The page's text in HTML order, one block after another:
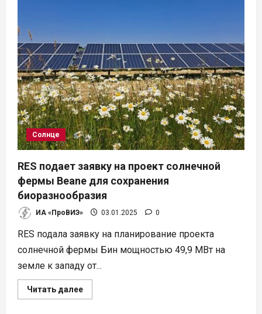
энергоспроса
Солнце
RES подает заявку на проект солнечной
фермы Beane для сохранения
биоразнообразия
ИА «ПроВИЭ» 03.01.2025 0
RES подала заявку на планирование проекта
солнечной фермы Бин мощностью 49,9 МВт на
земле к западу от...
Читать далееПрочитать
больше